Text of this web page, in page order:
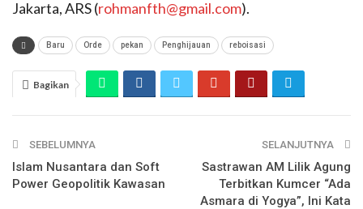
Jakarta, ARS (rohmanfth@gmail.com).
Baru Orde pekan Penghijauan reboisasi
Bagikan
SEBELUMNYA
Islam Nusantara dan Soft
Power Geopolitik Kawasan
SELANJUTNYA
Sastrawan AM Lilik Agung
Terbitkan Kumcer “Ada
Asmara di Yogya”, Ini Kata